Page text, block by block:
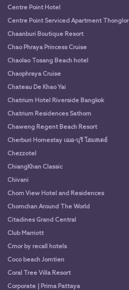
Centre Point Hotel
Centre Point Serviced Apartment Thonglor
Chaanburi Boutique Resort
Chao Phraya Princess Cruise
Chaolao Tosang Beach hotel
Chaophraya Cruise
Chateau De Khao Yai
Chatrium Hotel Riverside Bangkok
Chatrium Residences Sathorn
Chaweng Regent Beach Resort
Cherburi Homestay เฌอ-บุรี โฮมสเตย์
Chezzotel
ChiangKhan Classic
Chivani
Chom View Hotel and Residences
Chomchan Around The World
Citadines Grand Central
Club Marriott
Cmor by recall hotels
Coco beach Jomtien
Coral Tree Villa Resort
Corporate | Prima Pattaya